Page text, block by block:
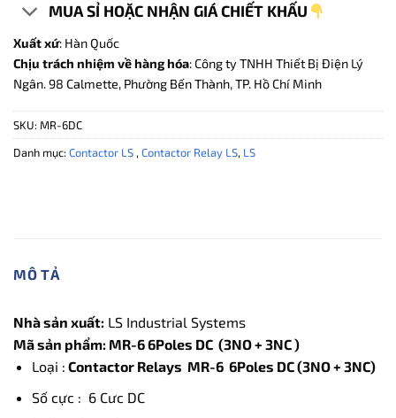
MUA SỈ HOẶC NHẬN GIÁ CHIẾT KHẤU
Xuất xứ: Hàn Quốc
Chịu trách nhiệm về hàng hóa: Công ty TNHH Thiết Bị Điện Lý
Ngân. 98 Calmette, Phường Bến Thành, TP. Hồ Chí Minh
SKU: MR-6DC
Danh mục: Contactor LS , Contactor Relay LS, LS
MÔ TẢ
Nhà sản xuất: LS Industrial Systems
Mã sản phẩm: MR-6 6Poles DC (3NO + 3NC )
Loại : Contactor Relays MR-6 6Poles DC (3NO + 3NC)
Số cực : 6 Cưc DC